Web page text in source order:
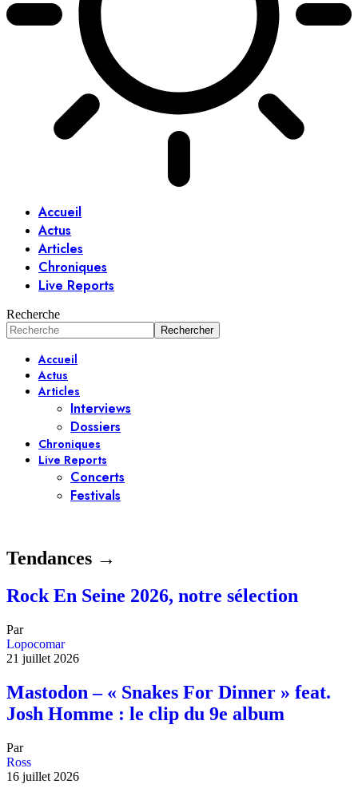
Accueil
Actus
Articles
Chroniques
Live Reports
Recherche
Accueil
Actus
Articles
Interviews
Dossiers
Chroniques
Live Reports
Concerts
Festivals
Tendances →
Rock En Seine 2026, notre sélection
Par
Lopocomar
21 juillet 2026
Mastodon – « Snakes For Dinner » feat.
Josh Homme : le clip du 9e album
Par
Ross
16 juillet 2026